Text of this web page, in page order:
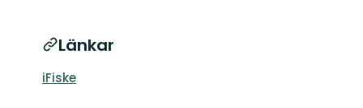
Länkar
iFiske